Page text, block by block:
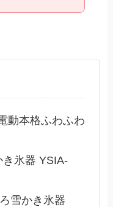
動本格ふわふわ
氷器 YSIA-
雪かき氷器